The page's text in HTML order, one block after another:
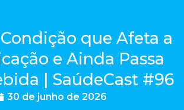
que Afeta a
e Ainda Passa
| SaúdeCast #96
30 de junho de 2026